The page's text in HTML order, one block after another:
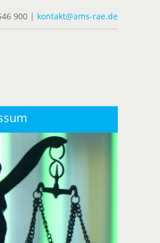
900 | kontakt@ams-rae.de